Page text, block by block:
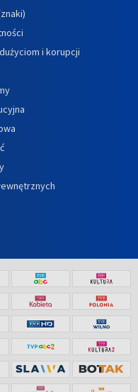
i korupcji